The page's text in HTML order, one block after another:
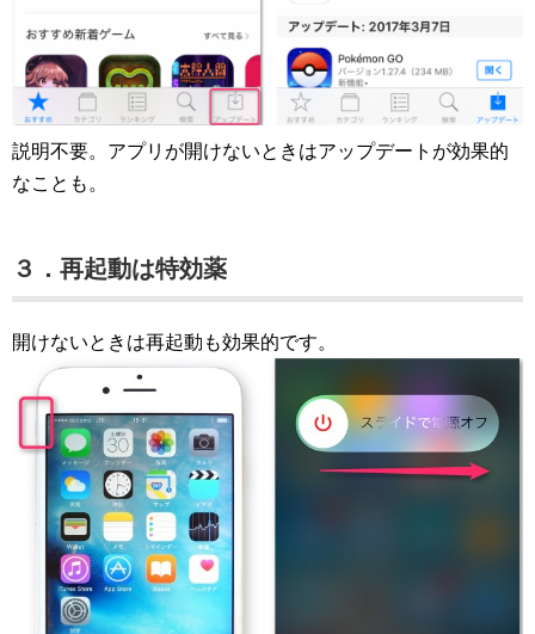
説明不要。アプリが開けないときはアップデートが効果的
なことも。
３．再起動は特効薬
開けないときは再起動も効果的です。